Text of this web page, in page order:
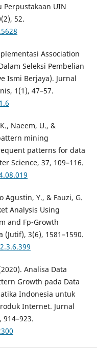
Perpustakaan UIN
52.
Association
Seleksi Pembelian
Ismi Berjaya). Jurnal
1(1), 47–57.
Naeem, U., &
mining
patterns for data
Science, 37, 109–116.
Agustin, Y., & Fauzi, G.
Analysis Using
and Fp-Growth
3(6), 1581–1590.
Analisa Data
Growth pada Data
Indonesia untuk
Internet. Jurnal